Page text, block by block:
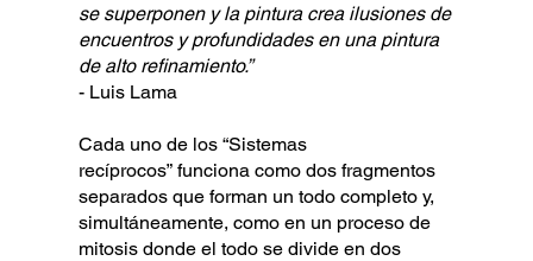
se superponen y la pintura crea ilusiones de
encuentros y profundidades en una pintura
de alto refinamiento.”
- Luis Lama
Cada uno de los “Sistemas
recíprocos” funciona como dos fragmentos
separados que forman un todo completo y,
simultáneamente, como en un proceso de
mitosis donde el todo se divide en dos